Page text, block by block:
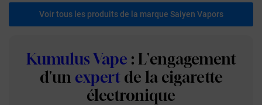
Voir tous les produits de la marque Saiyen Vapors
Kumulus Vape : L'engagement
d'un expert de la cigarette
électronique